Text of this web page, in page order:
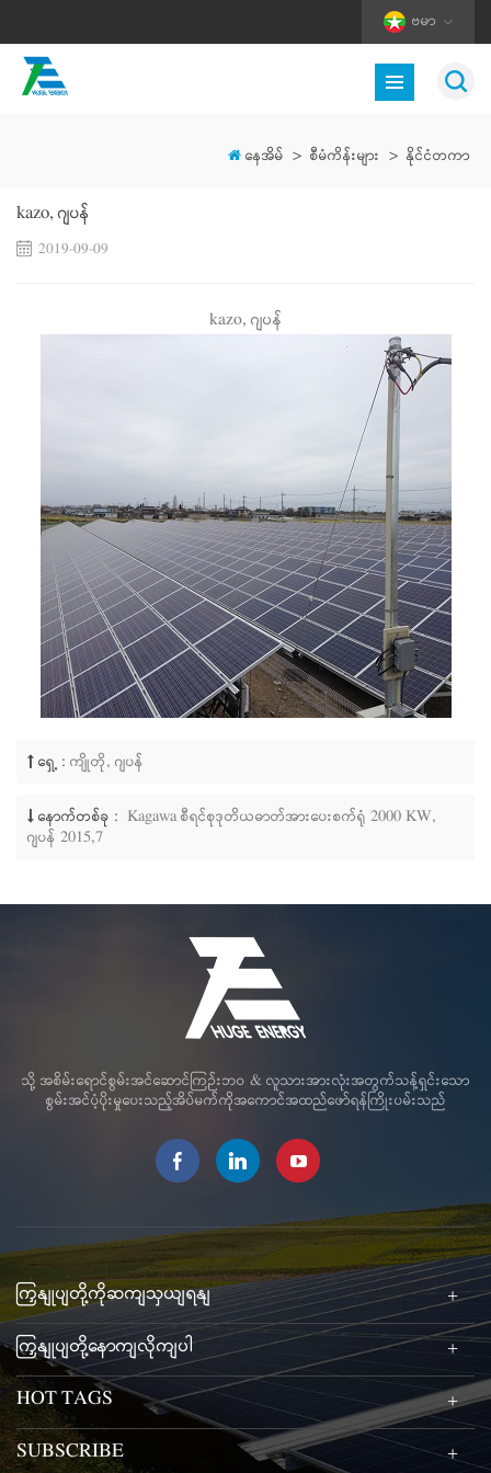
ဗမာ
နေအိမ် > စီမံကိန်းများ > နိုင်ငံတကာ
kazo, ဂျပန်
2019-09-09
kazo, ဂျပန်
ရှေ့ : ကျိုတို, ဂျပန်
နောက်တစ်ခု : Kagawa စီရင်စုဒုတိယဓာတ်အားပေးစက်ရုံ 2000 KW,
ဂျပန် 2015,7
သို့ အစိမ်းရောင်စွမ်းအင်ဆောင်ကြဉ်းဘဝ & လူသားအားလုံးအတွက်သန့်ရှင်းသော
စွမ်းအင်ပံ့ပိုးမှုပေးသည့်အိပ်မက်ကိုအကောင်အထည်ဖော်ရန်ကြိုးပမ်းသည်
ကြှနျုပျတို့ကိုဆကျသှယျရနျ
ကြှနျုပျတို့နောကျလိုကျပါ
HOT TAGS
SUBSCRIBE